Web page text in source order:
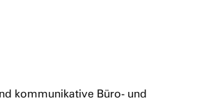
kommunikative Büro- und